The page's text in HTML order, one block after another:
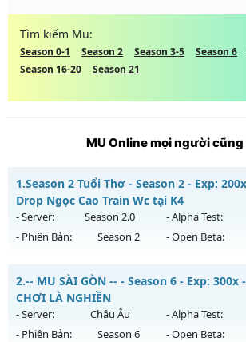
Tìm kiếm Mu:
Season 0-1 Season 2 Season 3-5 Season 6
Season 16-20
Season 21
MU Online mọi người
1.Season 2 Tuổi Thơ - Season 2 - Exp:
Drop Ngọc Cao Train Wc tại K4
- Server: Season 2.0 - Alpha Test:
- Phiên Bản:
Season 2 - Open Beta:
Season 2 Tuổi Thơ - Drop Ngọc Cao Train
Mu mới ra tháng 08 2026 - Mở máy chủ
ngày 10/08/2626
Exp: 200x - Drop: 20%
2.-- MU SÀI GÒN -- - Season 6 - Exp: 300x
CHƠI LÀ NGHIỀN
- Server: Châu Âu - Alpha Test:
- Phiên Bản:
Season 6 - Open Beta: